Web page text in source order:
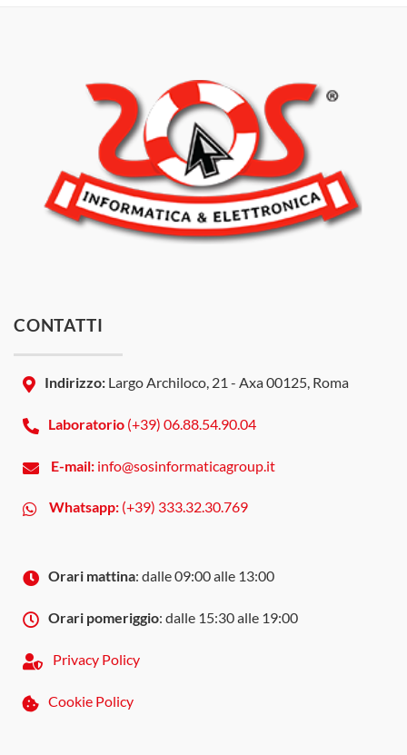
CONTATTI
Indirizzo: Largo Archiloco, 21 - Axa 00125, Roma
Laboratorio (+39) 06.88.54.90.04
E-mail: info@sosinformaticagroup.it
Whatsapp: (+39) 333.32.30.769
Orari mattina: dalle 09:00 alle 13:00
Orari pomeriggio: dalle 15:30 alle 19:00
Privacy Policy
Cookie Policy